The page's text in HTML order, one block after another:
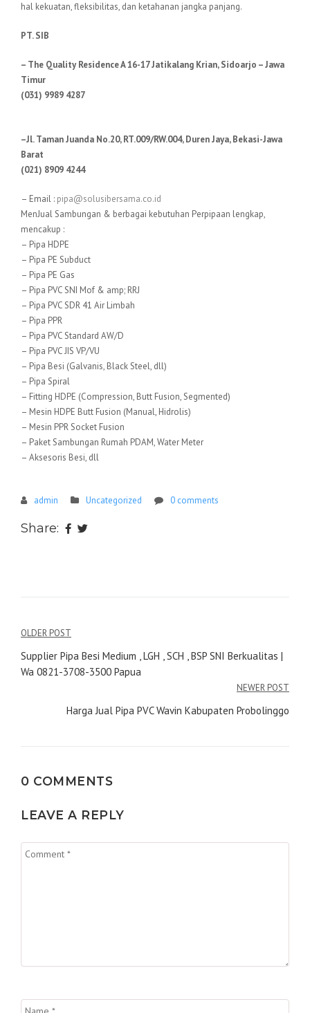
hal kekuatan, fleksibilitas, dan ketahanan jangka panjang.
PT. SIB
– The Quality Residence A 16-17 Jatikalang Krian, Sidoarjo – Jawa
Timur
(031) 9989 4287
–Jl. Taman Juanda No.20, RT.009/RW.004, Duren Jaya, Bekasi-Jawa
Barat
(021) 8909 4244
– Email : pipa@solusibersama.co.id
MenJual Sambungan & berbagai kebutuhan Perpipaan lengkap,
mencakup :
– Pipa HDPE
– Pipa PE Subduct
– Pipa PE Gas
– Pipa PVC SNI Mof & amp; RRJ
– Pipa PVC SDR 41 Air Limbah
– Pipa PPR
– Pipa PVC Standard AW/D
– Pipa PVC JIS VP/VU
– Pipa Besi (Galvanis, Black Steel, dll)
– Pipa Spiral
– Fitting HDPE (Compression, Butt Fusion, Segmented)
– Mesin HDPE Butt Fusion (Manual, Hidrolis)
– Mesin PPR Socket Fusion
– Paket Sambungan Rumah PDAM, Water Meter
– Aksesoris Besi, dll
admin Uncategorized 0 comments
Share:
Navigasi
pos
OLDER POST
Supplier Pipa Besi Medium , LGH , SCH , BSP SNI Berkualitas |
Wa 0821-3708-3500 Papua
NEWER POST
Harga Jual Pipa PVC Wavin Kabupaten Probolinggo
0 COMMENTS
LEAVE A REPLY